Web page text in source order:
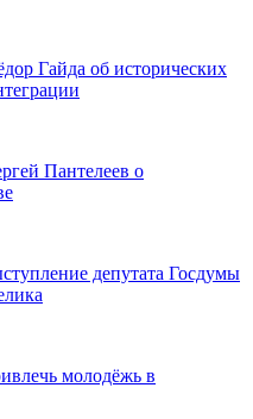
Гайда об исторических
Пантелеев о
депутата Госдумы
молодёжь в